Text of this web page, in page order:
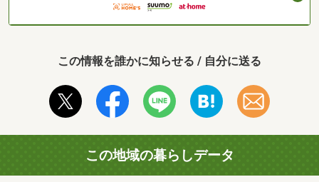
この情報を誰かに知らせる / 自分に送る
この地域の暮らしデータ